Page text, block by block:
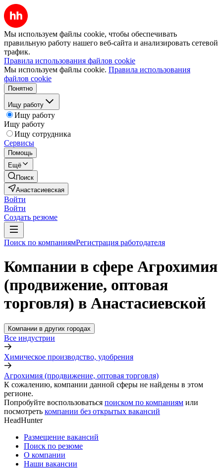
Мы используем файлы cookie, чтобы обеспечивать
правильную работу нашего веб-сайта и анализировать сетевой
трафик.
Правила использования файлов cookie
Мы используем файлы cookie. Правила использования
файлов cookie
Понятно
Ищу работу
Ищу работу
Ищу работу
Ищу сотрудника
Сервисы
Помощь
Ещё
Поиск
Анастасиевская
Войти
Войти
Создать резюме
Поиск по компаниямРегистрация работодателя
Компании в сфере Агрохимия
(продвижение, оптовая
торговля) в Анастасиевской
Компании в других городах
Все индустрии
Химическое производство, удобрения
Агрохимия (продвижение, оптовая торговля)
К сожалению, компании данной сферы не найдены в этом
регионе.
Попробуйте воспользоваться поиском по компаниям или
посмотреть компании без открытых вакансий
HeadHunter
Размещение вакансий
Поиск по резюме
О компании
Наши вакансии